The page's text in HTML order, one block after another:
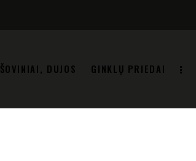
ŠOVINIAI, DUJOS GINKLŲ PRIEDAI